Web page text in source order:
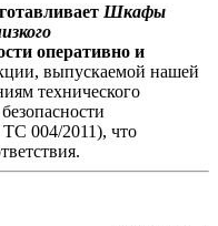
Шкафы
оперативно и
выпускаемой нашей
технического
ТС 004/2011), что